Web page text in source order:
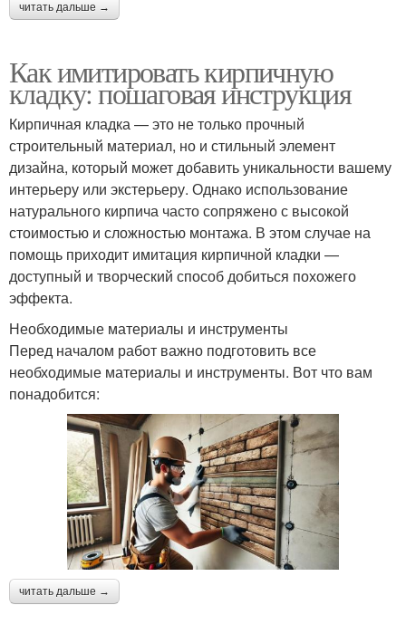
читать дальше →
Как имитировать кирпичную
кладку: пошаговая инструкция
Кирпичная кладка — это не только прочный
строительный материал, но и стильный элемент
дизайна, который может добавить уникальности вашему
интерьеру или экстерьеру. Однако использование
натурального кирпича часто сопряжено с высокой
стоимостью и сложностью монтажа. В этом случае на
помощь приходит имитация кирпичной кладки —
доступный и творческий способ добиться похожего
эффекта.
Необходимые материалы и инструменты
Перед началом работ важно подготовить все
необходимые материалы и инструменты. Вот что вам
понадобится:
читать дальше →